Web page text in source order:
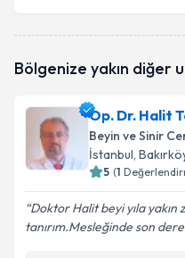
Bölgenize yakın diğer
Op. Dr. Halit
Beyin ve Sinir
İstanbul,
5 (1
Doktor Halit beyi yıla yakın
tanırım.Mesleğinde son